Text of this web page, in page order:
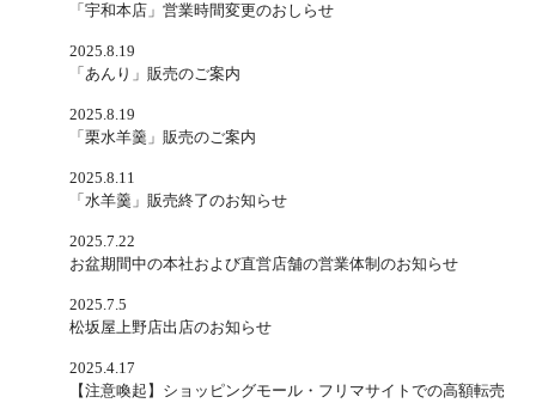
「宇和本店」営業時間変更のおしらせ
2025.8.19
「あんり」販売のご案内
2025.8.19
「栗水羊羹」販売のご案内
2025.8.11
「水羊羹」販売終了のお知らせ
2025.7.22
お盆期間中の本社および直営店舗の営業体制のお知らせ
2025.7.5
松坂屋上野店出店のお知らせ
2025.4.17
【注意喚起】ショッピングモール・フリマサイトでの高額転売